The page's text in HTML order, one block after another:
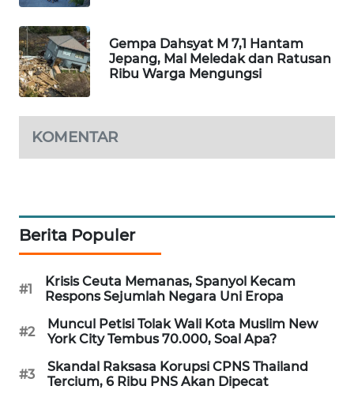
Gempa Dahsyat M 7,1 Hantam
Jepang, Mal Meledak dan Ratusan
Ribu Warga Mengungsi
KOMENTAR
Berita Populer
#1
Krisis Ceuta Memanas, Spanyol Kecam
Respons Sejumlah Negara Uni Eropa
#2
Muncul Petisi Tolak Wali Kota Muslim New
York City Tembus 70.000, Soal Apa?
#3
Skandal Raksasa Korupsi CPNS Thailand
Tercium, 6 Ribu PNS Akan Dipecat
NEWS
SITUNGIR
NEWS
METRO
SIANTAR
NEWS
METRO
MEDAN
NEWS
METRO